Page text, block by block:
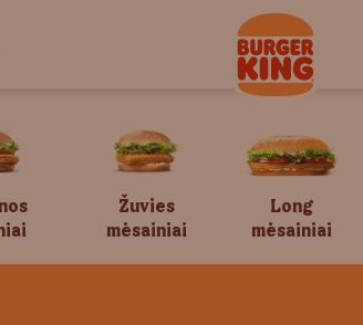
Žuvies
mėsainiai
Long
mėsainiai